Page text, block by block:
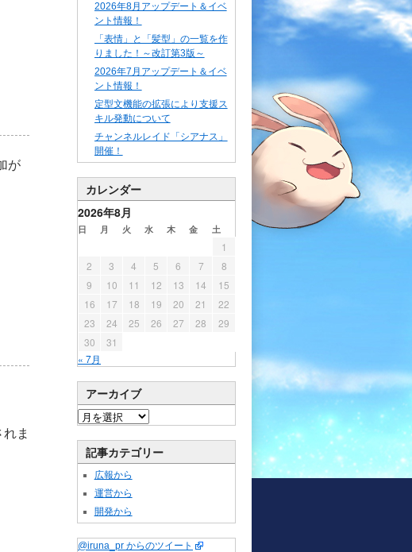
が
ま
2026年8月アップデート＆イベ
ント情報！
「表情」と「髪型」の一覧を作
りました！～改訂第3版～
2026年7月アップデート＆イベ
ント情報！
定型文機能の拡張により支援ス
キル発動について
チャンネルレイド「シアナス」
開催！
カレンダー
2026年8月
日 月 火 水 木 金 土
« 7月
1
2
3 4 5 6 7
8
9
10 11 12 13 14
15
16
17 18 19 20 21
22
23
24 25 26 27 28
29
30
31
アーカイブ
記事カテゴリー
広報から
運営から
開発から
@iruna_pr からのツイート